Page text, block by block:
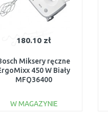
180.10 zł
Miksery ręczne
450 W Biały
MFQ36400
W MAGAZYNIE